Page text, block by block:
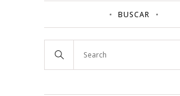
BUSCAR